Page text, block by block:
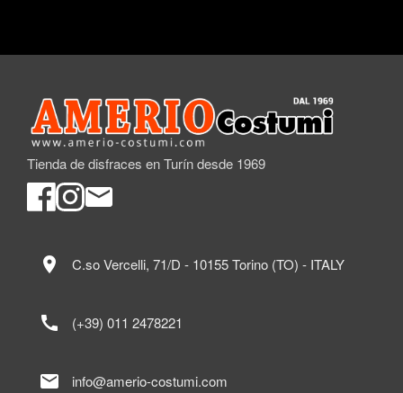
Tienda de disfraces en Turín desde 1969
location_on C.so Vercelli, 71/D - 10155 Torino (TO) - ITALY
call (+39) 011 2478221
mail info@amerio-costumi.com